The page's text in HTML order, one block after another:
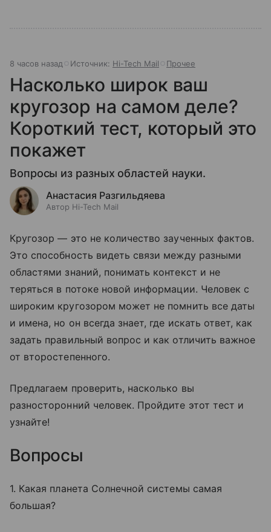
8 часов назад Источник: Hi-Tech Mail Прочее
Насколько широк ваш
кругозор на самом деле?
Короткий тест, который это
покажет
Вопросы из разных областей науки.
Анастасия Разгильдяева
Автор Hi-Tech Mail
Кругозор — это не количество заученных фактов.
Это способность видеть связи между разными
областями знаний, понимать контекст и не
теряться в потоке новой информации. Человек с
широким кругозором может не помнить все даты
и имена, но он всегда знает, где искать ответ, как
задать правильный вопрос и как отличить важное
от второстепенного.
Предлагаем проверить, насколько вы
разносторонний человек. Пройдите этот тест и
узнайте!
Вопросы
1. Какая планета Солнечной системы самая
большая?